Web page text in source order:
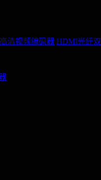
清视频编码器 HDMI光纤